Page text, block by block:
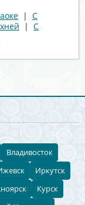
| С
| С
Владивосток
Иркутск
Курск